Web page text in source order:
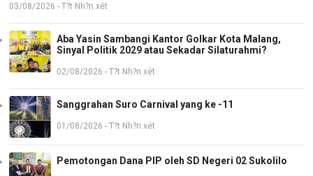
03/08/2026 - T?t Nh?n xét
Aba Yasin Sambangi Kantor Golkar Kota Malang,
Sinyal Politik 2029 atau Sekadar Silaturahmi?
02/08/2026 - T?t Nh?n xét
Sanggrahan Suro Carnival yang ke -11
01/08/2026 - T?t Nh?n xét
Pemotongan Dana PIP oleh SD Negeri 02 Sukolilo